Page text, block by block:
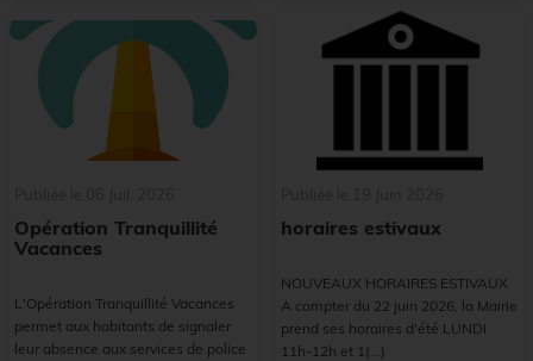
Opération Tranquillité
Vacances
L'Opération Tranquillité Vacances
permet aux habitants de signaler
leur absence aux services de police
horaires estivaux
NOUVEAUX HORAIRES ESTIVAUX
A compter du 22 juin 2026, la Mairie
prend ses horaires d'été LUNDI
11h-12h et 1(...)